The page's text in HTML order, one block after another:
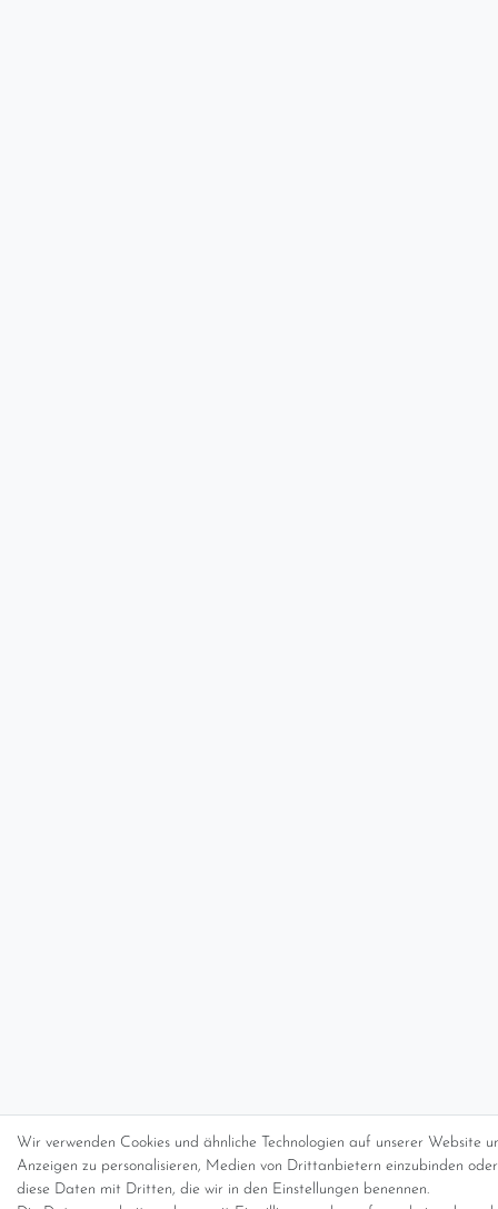
Wir verwenden Cookies und ähnliche Technologien auf unserer Website
Anzeigen zu personalisieren, Medien von Drittanbietern einzubinden
diese Daten mit Dritten, die wir in den Einstellungen benennen.